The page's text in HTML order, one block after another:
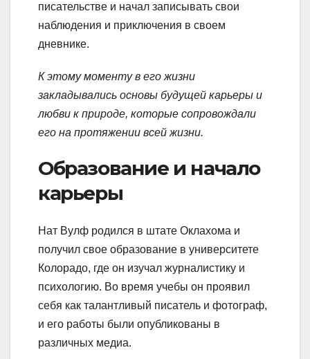
писательстве и начал записывать свои
наблюдения и приключения в своем
дневнике.
К этому моменту в его жизни
закладывались основы будущей карьеры и
любви к природе, которые сопровождали
его на протяжении всей жизни.
Образование и начало
карьеры
Нат Вулф родился в штате Оклахома и
получил свое образование в университете
Колорадо, где он изучал журналистику и
психологию. Во время учебы он проявил
себя как талантливый писатель и фотограф,
и его работы были опубликованы в
различных медиа.